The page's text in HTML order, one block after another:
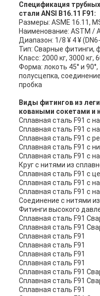
Спецификация
стали ANSI B16.11 F91:
Размеры: ASME 16.11,
Наименование: ASTM /
Диапазон: 1/8 ¥ 4 ¥
Тип: Сварные фитинги,
Класс: 2000 кг, 3000 кг,
Форма: локоть 45° и
полусцепка,
пробка
Виды фитингов из
коваными сокетами и
Сплавная сталь F91 с
Сплавная сталь F91 с
Сплавная сталь F91 с
Сплавная сталь F91 с
Сплавная сталь F91 с
Круг с нитями из
Сплавная сталь F91 с
Сплавная сталь F91 с
Сплавная сталь F91 с
Соединение с нитями
Фитинги высокого
Сплавная сталь F91
Сплавная сталь F91
Сплавная сталь F91
Сплавная сталь F91
Сплавная сталь F91
Сплавная сталь F91
Сплавная сталь F91
Сплавная сталь F91
Сплавная сталь F91